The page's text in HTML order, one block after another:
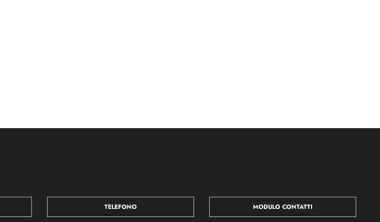
TELEFONO MODULO CONTATTI